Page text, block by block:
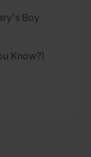
Boy
Know?)